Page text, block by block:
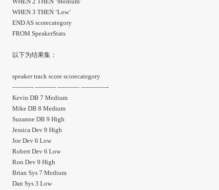
WHEN 3 THEN ‘Low’
END AS scorecategory
FROM SpeakerStats
以下为结果集：
speaker track score scorecategory
———- ———- ———– ————-
Kevin DB 7 Medium
Mike DB 8 Medium
Suzanne DB 9 High
Jessica Dev 9 High
Joe Dev 6 Low
Robert Dev 6 Low
Ron Dev 9 High
Brian Sys 7 Medium
Dan Sys 3 Low